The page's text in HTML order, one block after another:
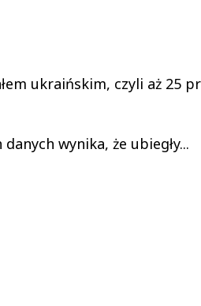
ukraińskim, czyli aż 25
wynika, że ubiegły...